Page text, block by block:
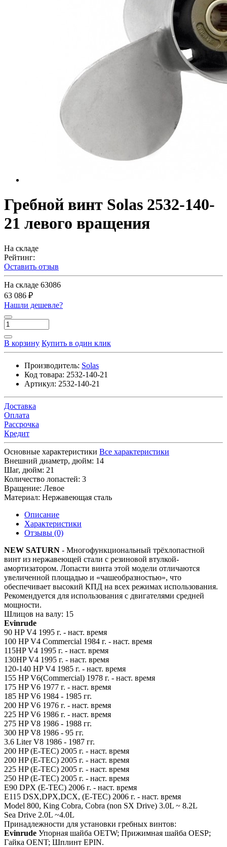
Гребной винт Solas 2532-140-
21 левого вращения
На складе
Рейтинг:
Оставить отзыв
На складе 63086
63 086 ₽
Нашли дешевле?
В корзину Купить в один клик
Производитель: Solas
Код товара: 2532-140-21
Артикул: 2532-140-21
Доставка
Оплата
Рассрочка
Кредит
Основные характеристики Все характеристики
Внешний диаметр, дюйм: 14
Шаг, дюйм: 21
Количество лопастей: 3
Вращение: Левое
Материал: Нержавеющая сталь
Описание
Характеристики
Отзывы (0)
NEW SATURN - Многофункциональный трёхлопастной
винт из нержавеющей стали с резиновой втулкой-
амортизатором. Лопасти винта этой модели отличаются
увеличенной площадью и «чашеобразностью», что
обеспечивает высокий КПД на всех режимах использования.
Рекомендуется для использования с двигателями средней
мощности.
Шлицов на валу: 15
Evinrude
90 HP V4 1995 г. - наст. время
100 HP V4 Commercial 1984 г. - наст. время
115HP V4 1995 г. - наст. время
130HP V4 1995 г. - наст. время
120-140 HP V4 1985 г. - наст. время
155 HP V6(Commercial) 1978 г. - наст. время
175 HP V6 1977 г. - наст. время
185 HP V6 1984 - 1985 гг.
200 HP V6 1976 г. - наст. время
225 HP V6 1986 г. - наст. время
275 HP V8 1986 - 1988 гг.
300 HP V8 1986 - 95 гг.
3.6 Liter V8 1986 - 1987 гг.
200 HP (E-TEC) 2005 г. - наст. время
200 HP (E-TEC) 2005 г. - наст. время
225 HP (E-TEC) 2005 г. - наст. время
250 HP (E-TEC) 2005 г. - наст. время
E90 DPX (E-TEC) 2006 г. - наст. время
E115 DSX,DPX,DCX, (E-TEC) 2006 г. - наст. время
Model 800, King Cobra, Cobra (non SX Drive) 3.0L ~ 8.2L
Sea Drive 2.0L ~4.0L
Принадлежности для установки гребных винтов:
Evinrude Упорная шайба OETW; Прижимная шайба OESP;
Гайка OENT; Шплинт EPIN.